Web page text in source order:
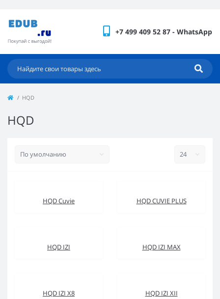
+7 499 409 52 87 - WhatsApp
HQD
HQD
HQD Cuvie HQD CUVIE PLUS
HQD IZI HQD IZI MAX
HQD IZI X8 HQD IZI XII